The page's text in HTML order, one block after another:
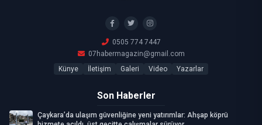
0505 774 7447
07habermagazin@gmail.com
Künye
İletişim Galeri Video Yazarlar
Son Haberler
Çaykara’da ulaşım güvenliğine yeni yatırımlar: Ahşap köprü